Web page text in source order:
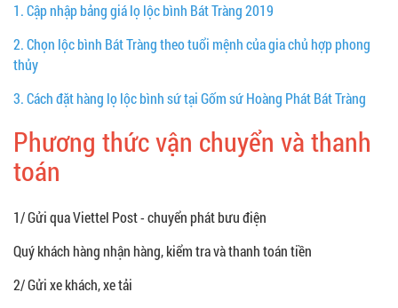
1.Cập nhập bảng giá lọ lộc bình Bát Tràng 2019
2.Chọn lộc bình Bát Tràng theo tuổi mệnh của gia chủ hợp phong
thủy
3.Cách đặt hàng lọ lộc bình sứ tại Gốm sứ Hoàng Phát Bát Tràng
Phương thức vận chuyển và thanh
toán
1/ Gửi qua Viettel Post - chuyển phát bưu điện
Quý khách hàng nhận hàng, kiểm tra và thanh toán tiền
2/ Gửi xe khách, xe tải